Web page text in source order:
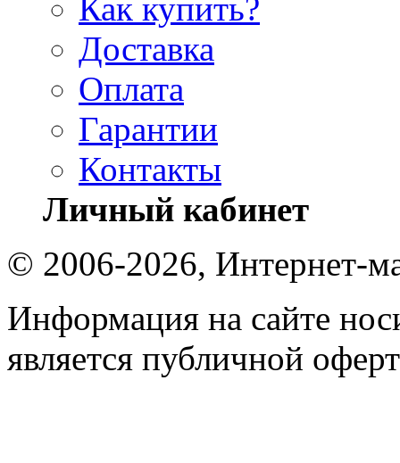
Как купить?
Доставка
Оплата
Гарантии
Контакты
Личный кабинет
© 2006-2026, Интернет-
Информация на сайте
является публичной